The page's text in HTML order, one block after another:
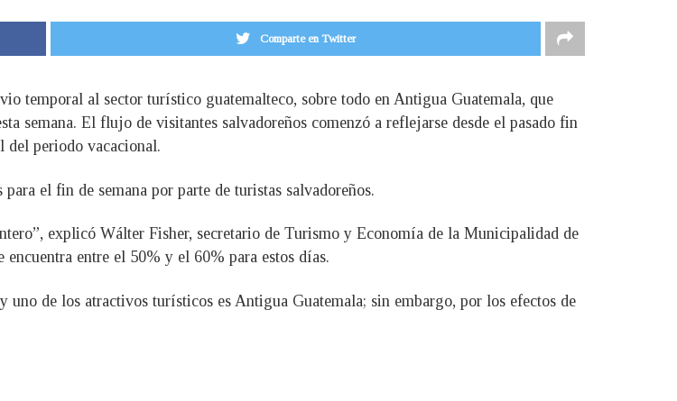
Comparte en Twitter
temporal al sector turístico guatemalteco, sobre todo en Antigua Guatemala, que
semana. El flujo de visitantes salvadoreños comenzó a reflejarse desde el pasado fin
del periodo vacacional.
el fin de semana por parte de turistas salvadoreños.
explicó Wálter Fisher, secretario de Turismo y Economía de la Municipalidad de
entre el 50% y el 60% para estos días.
de los atractivos turísticos es Antigua Guatemala; sin embargo, por los efectos de